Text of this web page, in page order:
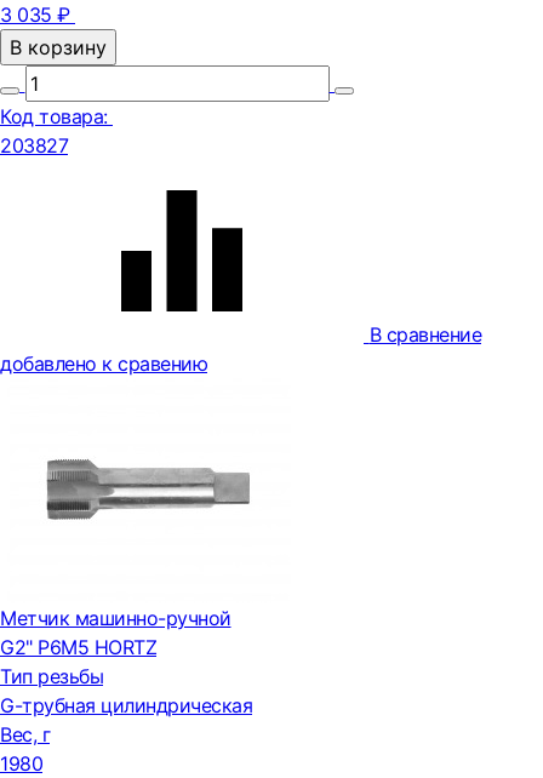
3 035 ₽
В корзину
Код товара:
203827
В сравнение
добавлено к сравению
Метчик машинно-ручной
G2" Р6М5 HORTZ
Тип резьбы
G-трубная цилиндрическая
Вес, г
1980